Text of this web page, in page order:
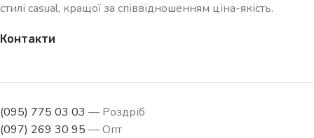
стилі casual, кращої за співвідношенням ціна-якість.
Контакти
(095) 775 03 03 — Роздріб
(097) 269 30 95 — Опт